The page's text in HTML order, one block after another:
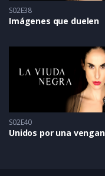
S02E38
Imágenes que duelen
S02E40
Unidos por una